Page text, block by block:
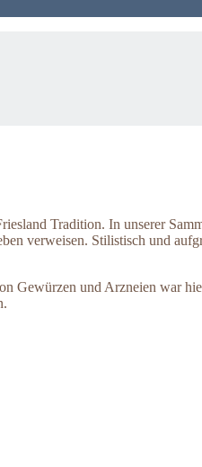
Tradition. In unserer
verweisen. Stilistisch und
Gewürzen und Arzneien war